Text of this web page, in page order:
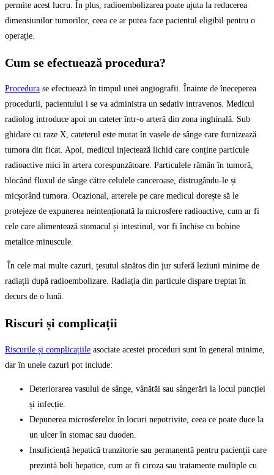
permite acest lucru. În plus, radioembolizarea poate ajuta la reducerea
dimensiunilor tumorilor, ceea ce ar putea face pacientul eligibil pentru o
operație.
Cum se efectuează procedura?
Procedura se efectuează în timpul unei angiografii. Înainte de îneceperea
procedurii, pacientului i se va administra un sedativ intravenos. Medicul
radiolog introduce apoi un cateter într-o arteră din zona inghinală. Sub
ghidare cu raze X, cateterul este mutat în vasele de sânge care furnizează
tumora din ficat. Apoi, medicul injectează lichid care conține particule
radioactive mici în artera corespunzătoare. Particulele rămân în tumoră,
blocând fluxul de sânge către celulele canceroase, distrugându-le și
micșorând tumora. Ocazional, arterele pe care medicul dorește să le
protejeze de expunerea neintenționată la microsfere radioactive, cum ar fi
cele care alimentează stomacul și intestinul, vor fi închise cu bobine
metalice minuscule.
În cele mai multe cazuri, țesutul sănătos din jur suferă leziuni minime de
radiații după radioembolizare. Radiația din particule dispare treptat în
decurs de o lună.
Riscuri și complicații
Riscurile și complicațiile asociate acestei proceduri sunt în general minime,
dar în unele cazuri pot include:
Deteriorarea vasului de sânge, vânătăi sau sângerări la locul puncției
și infecție.
Depunerea microsferelor în locuri nepotrivite, ceea ce poate duce la
un ulcer în stomac sau duoden.
Insuficiență hepatică tranzitorie sau permanentă pentru pacienții care
prezintă boli hepatice, cum ar fi ciroza sau tratamente multiple cu